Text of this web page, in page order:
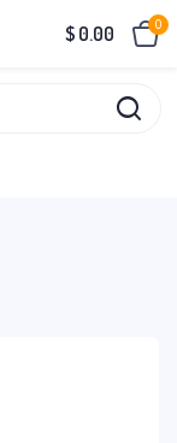
$ 0.00 0